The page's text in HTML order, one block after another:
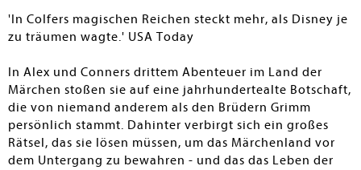
'In Colfers magischen Reichen steckt mehr, als Disney je
zu träumen wagte.' USA Today
In Alex und Conners drittem Abenteuer im Land der
Märchen stoßen sie auf eine jahrhundertealte Botschaft,
die von niemand anderem als den Brüdern Grimm
persönlich stammt. Dahinter verbirgt sich ein großes
Rätsel, das sie lösen müssen, um das Märchenland vor
dem Untergang zu bewahren - und das das Leben der